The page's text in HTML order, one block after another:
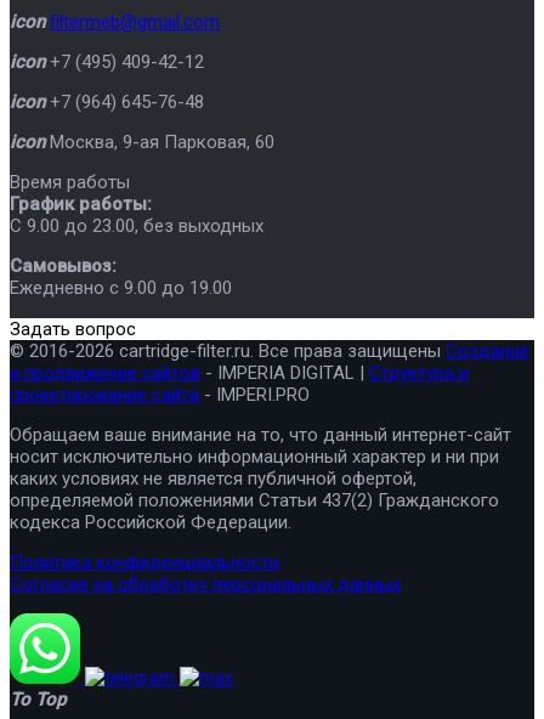
icon filtermeb@gmail.com
icon +7 (495) 409-42-12
icon +7 (964) 645-76-48
icon Москва, 9-ая Парковая, 60
Время работы
График работы:
C 9.00 до 23.00, без выходных
Самовывоз:
Ежедневно с 9.00 до 19.00
Задать вопрос
© 2016-2026 cartridge-filter.ru. Все права защищены Создание
и продвижение сайтов - IMPERIA DIGITAL | Структура и
проектирование сайта - IMPERI.PRO
Обращаем ваше внимание на то, что данный интернет-сайт
носит исключительно информационный характер и ни при
каких условиях не является публичной офертой,
определяемой положениями Статьи 437(2) Гражданского
кодекса Российской Федерации.
Политика конфиденциальности
Согласие на обработку персональных данных
To Top